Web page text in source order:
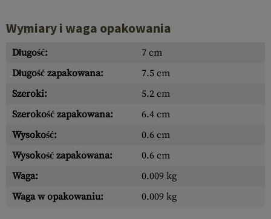
Wymiary i waga opakowania
Długość:
7 cm
Długość zapakowana:
7.5 cm
Szeroki:
5.2 cm
Szerokość zapakowana:
6.4 cm
Wysokość:
0.6 cm
Wysokość zapakowana:
0.6 cm
Waga:
0.009 kg
Waga w opakowaniu:
0.009 kg